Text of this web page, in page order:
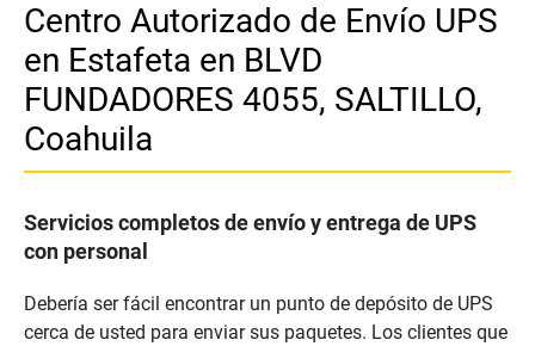
Centro Autorizado de Envío UPS
en Estafeta en BLVD
FUNDADORES 4055, SALTILLO,
Coahuila
Servicios completos de envío y entrega de UPS
con personal
Debería ser fácil encontrar un punto de depósito de UPS
cerca de usted para enviar sus paquetes. Los clientes que